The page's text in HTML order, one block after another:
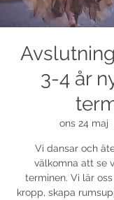
3-4 år
ons 24 maj
Vi dansar och
välkomna att se
terminen. Vi lär
kropp, skapa